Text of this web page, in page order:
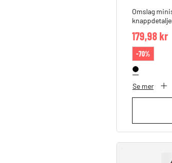
Omslag
179,98 kr
-70%
Se mer